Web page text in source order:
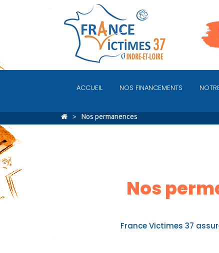
ACCUEIL NOS FINANCEMENTS
Nos permanences
Nos
France Victimes 37